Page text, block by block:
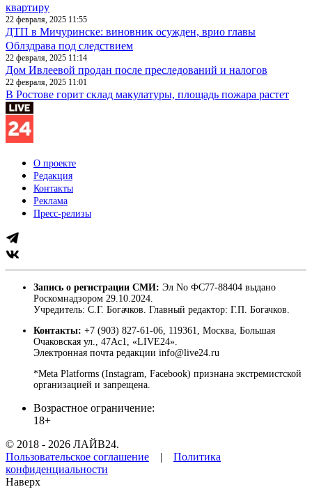
квартиру
22 февраля, 2025 11:55
ДТП в Мичуринске: виновник осужден, врио главы
Облздрава под следствием
22 февраля, 2025 11:14
Дом Ивлеевой продан после преследований и налогов
22 февраля, 2025 11:01
В Ростове горит склад макулатуры, площадь пожара растет
О проекте
Редакция
Контакты
Реклама
Пресс-релизы
Запись о регистрации СМИ: Эл No ФС77-88404 выдано
Роскомнадзором 29.10.2024.
Учредитель: С.Г. Богачков. Главный редактор: Г.П. Богачков.
Контакты: +7 (903) 827-61-06, 119361, Москва, Большая
Очаковская ул., 47Ас1, «LIVE24».
Электронная почта редакции info@live24.ru
*Meta Platforms (Instagram, Facebook) признана экстремистской
организацией и запрещена.
Возрастное ограничение:
18+
© 2018 - 2026 ЛАЙВ24.
Пользовательское соглашение | Политика
конфиденциальности
Наверх